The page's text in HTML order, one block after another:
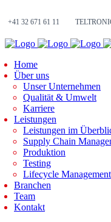
+41 32 671 61 11
Home
Über uns
Unser Unternehmen
Qualität & Umwelt
Karriere
Leistungen
Leistungen im
Supply Chain
Produktion
Testing
Lifecycle Management
Branchen
Team
Kontakt